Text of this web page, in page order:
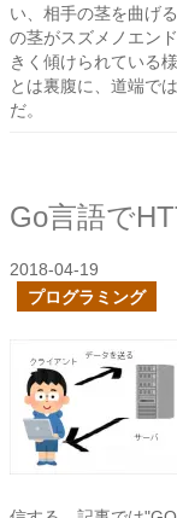
い、相手の茎を曲げ
の茎がスズメノエン
きく傾けられている
とは裏腹に、道端で
だ。
Go言語で
2018-04-19
プログラミング